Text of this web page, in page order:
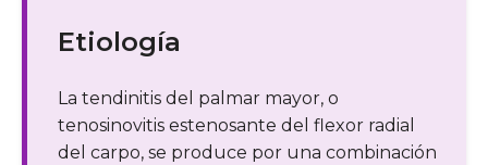
Etiología
La tendinitis del palmar mayor, o
tenosinovitis estenosante del flexor radial
del carpo, se produce por una combinación